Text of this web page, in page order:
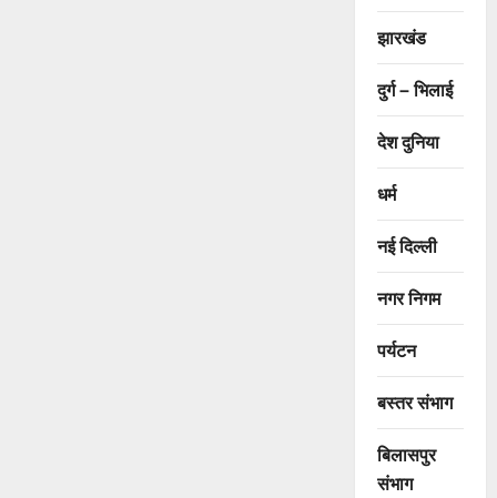
झारखंड
दुर्ग – भिलाई
देश दुनिया
धर्म
नई दिल्ली
नगर निगम
पर्यटन
बस्तर संभाग
बिलासपुर
संभाग